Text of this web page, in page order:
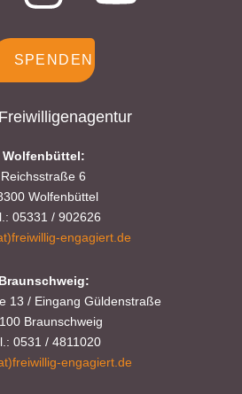
SPENDEN
Wolfenbüttel:
Reichsstraße 6
Wolfenbüttel
05331 / 902626
engagiert.de
Braunschweig:
13 / Eingang Güldenstraße
Braunschweig
0531 / 4811020
engagiert.de